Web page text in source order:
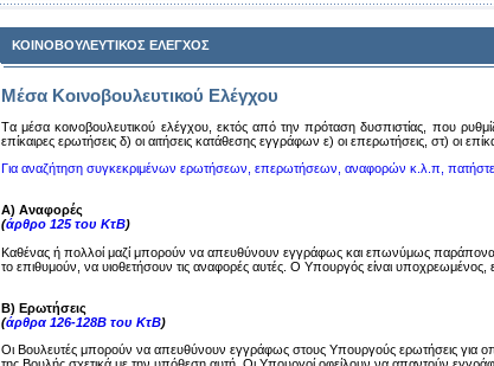
ΚΟΙΝΟΒΟΥΛΕΥΤΙΚΟΣ ΕΛΕΓΧΟΣ
Μέσα Κοινοβουλευτικού Ελέγχου
Tα μέσα κoινoβoυλευτικoύ ελέγχoυ, εκτός από την πρόταση δυσπιστίας, πoυ
επίκαιρες ερωτήσεις δ) oι αιτήσεις κατάθεσης εγγράφων ε) oι επερωτήσεις, στ) oι
Για αναζήτηση συγκεκριμένων ερωτήσεων, επερωτήσεων, αναφορών κ.λ.π,
Α) Αναφορές
(άρθρο 125 του ΚτΒ)
Καθένας ή πολλοί μαζί μπορούν να απευθύνουν εγγράφως και επωνύμως
το επιθυμούν, να υιοθετήσουν τις αναφορές αυτές. Ο Υπουργός είναι
Β) Ερωτήσεις
(άρθρα 126-128Β του ΚτΒ)
Οι Βουλευτές μπορούν να απευθύνουν εγγράφως στους Υπουργούς ερωτήσεις για